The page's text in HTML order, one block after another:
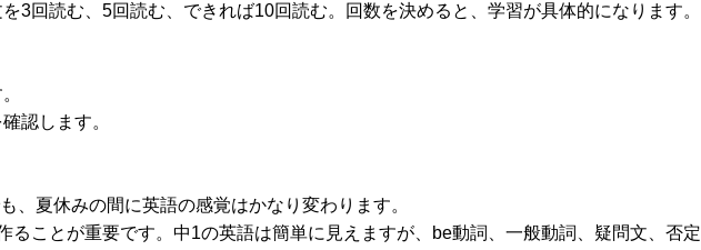
3回読む、5回読む、できれば10回読む。回数を決めると、学習が具体的になります。
認します。
、夏休みの間に英語の感覚はかなり変わります。
ることが重要です。中1の英語は簡単に見えますが、be動詞、一般動詞、疑問文、否定